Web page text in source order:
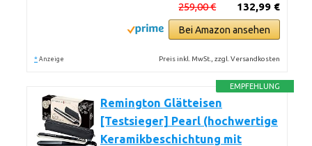
132,99 €
259,00 €
Bei Amazon ansehen
* Anzeige Preis inkl. MwSt., zzgl. Versandkosten
EMPFEHLUNG
Remington Glätteisen
[Testsieger] Pearl (hochwertige
Keramikbeschichtung mit